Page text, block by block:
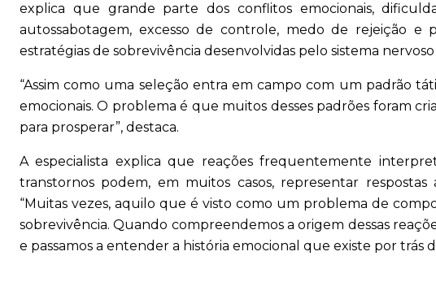
explica que grande parte dos conflitos emocionais,
autossabotagem, excesso de controle, medo de rejeição e
estratégias de sobrevivência desenvolvidas pelo sistema
“Assim como uma seleção entra em campo com um padrão
emocionais. O problema é que muitos desses padrões foram
para prosperar”, destaca.
A especialista explica que reações frequentemente
transtornos podem, em muitos casos, representar
“Muitas vezes, aquilo que é visto como um problema de
sobrevivência. Quando compreendemos a origem dessas
e passamos a entender a história emocional que existe por trás